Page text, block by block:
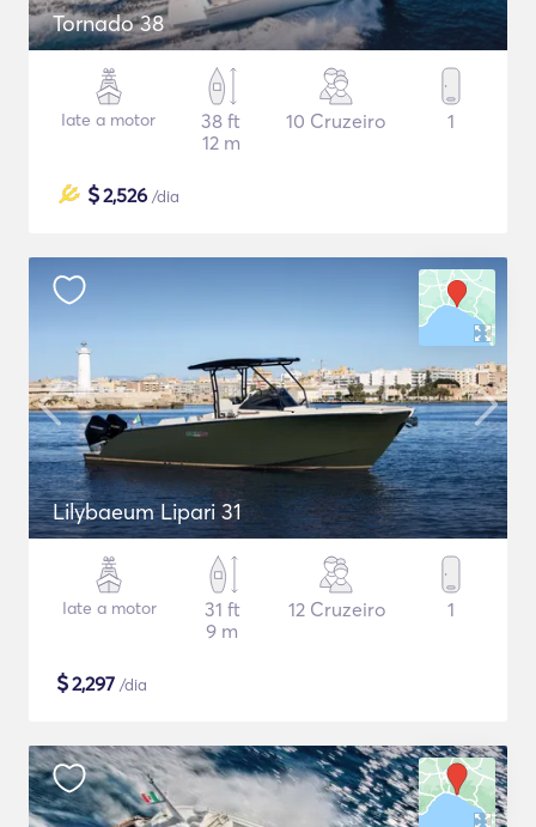
Tornado 38
Iate a motor
38 ft
12 m
10 Cruzeiro 1
$2,526 /dia
Lilybaeum Lipari 31
Iate a motor
31 ft
9 m
12 Cruzeiro 1
$2,297 /dia